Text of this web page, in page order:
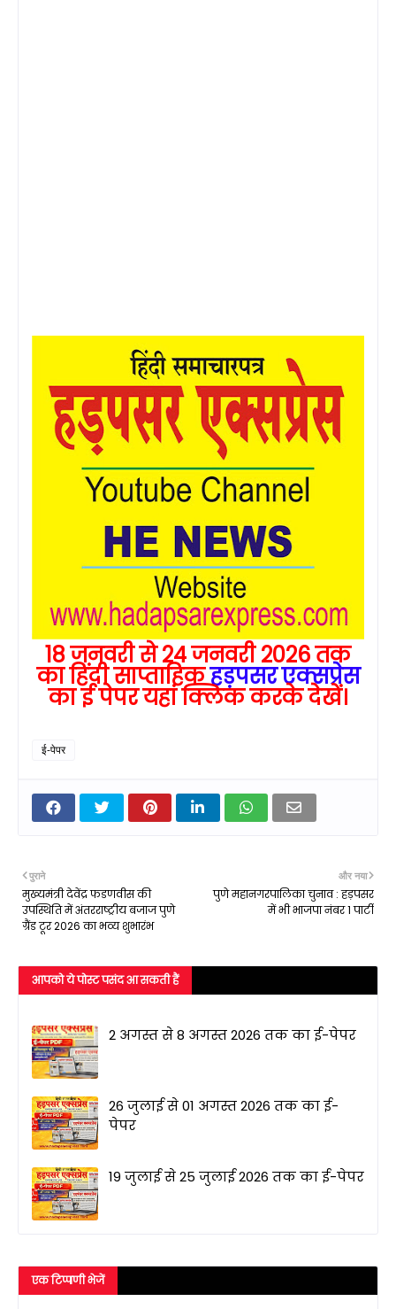
18 जनवरी से 24 जनवरी 2026 तक
का हिंदी साप्ताहिकहड़पसर एक्सप्रेस
का ई पेपर यहां क्लिक करके देखें।
ई-पेपर
और नया
पुणे महानगरपालिका चुनाव : हड़पसर
में भी भाजपा नंबर 1 पार्टी
पुराने
मुख्यमंत्री देवेंद्र फडणवीस की
उपस्थिति में अंतरराष्ट्रीय बजाज पुणे
ग्रैंड टूर 2026 का भव्य शुभारंभ
आपको ये पोस्ट पसंद आ सकती हैं
2 अगस्त से 8 अगस्त 2026 तक का ई-पेपर
26 जुलाई से 01 अगस्त 2026 तक का ई-
पेपर
19 जुलाई से 25 जुलाई 2026 तक का ई-पेपर
एक टिप्पणी भेजें